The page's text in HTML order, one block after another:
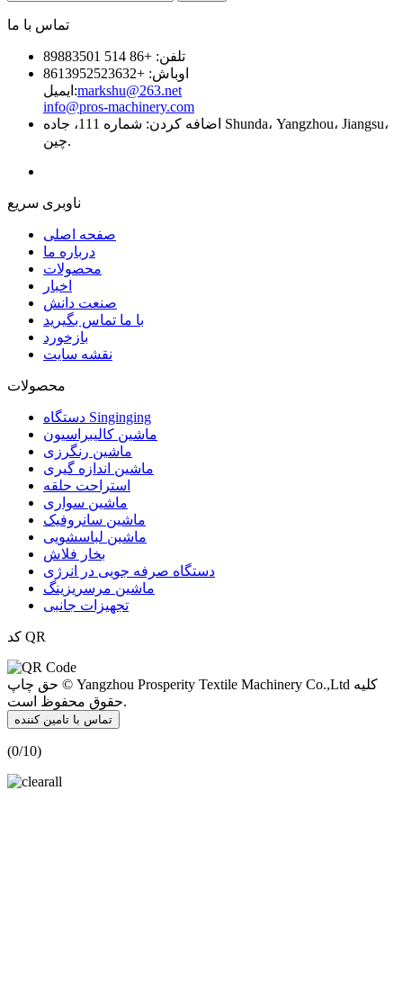
تماس با ما
تلفن: +86 514 89883501
اوباش: +8613952523632
ایمیل:markshu@263.net
info@pros-machinery.com
اضافه کردن: شماره 111، جاده Shunda، Yangzhou، Jiangsu،
چین.
ناوبری سریع
صفحه اصلی
درباره ما
محصولات
اخبار
صنعت دانش
با ما تماس بگیرید
بازخورد
نقشه سایت
محصولات
دستگاه Singinging
ماشین کالیبراسیون
ماشین رنگرزی
ماشین اندازه گیری
استراحت حلقه
ماشین سواری
ماشین سانروفیک
ماشین لباسشویی
بخار فلاش
دستگاه صرفه جویی در انرژی
ماشین مرسریزینگ
تجهیزات جانبی
کد QR
حق چاپ © Yangzhou Prosperity Textile Machinery Co.,Ltd کلیه
حقوق محفوظ است.
تماس با تامین کننده
(0/10)